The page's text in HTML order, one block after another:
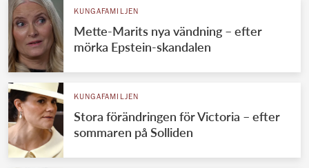
KUNGAFAMILJEN
Mette-Marits nya vändning – efter
mörka Epstein-skandalen
KUNGAFAMILJEN
Stora förändringen för Victoria – efter
sommaren på Solliden